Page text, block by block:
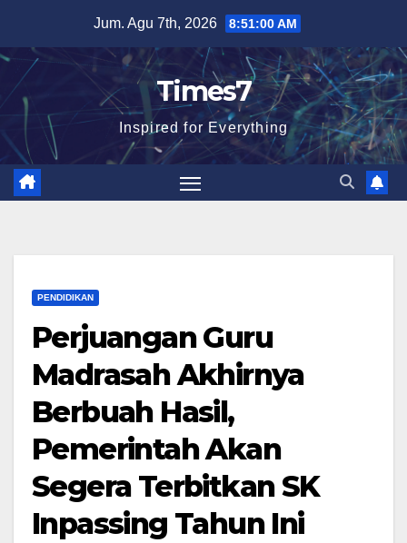
content
Jum. Agu 7th, 2026 8:51:01 AM
Times7
Inspired for Everything
PENDIDIKAN
Perjuangan Guru
Madrasah Akhirnya
Berbuah Hasil,
Pemerintah Akan
Segera Terbitkan SK
Inpassing Tahun Ini